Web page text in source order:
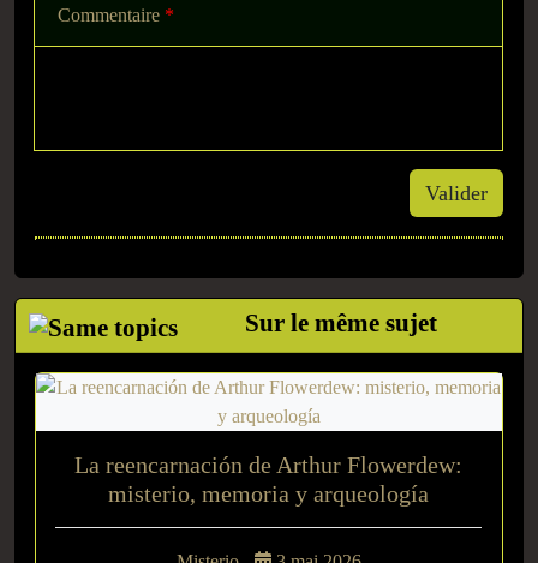
Commentaire *
Valider
Sur le même sujet
La reencarnación de Arthur Flowerdew:
misterio, memoria y arqueología